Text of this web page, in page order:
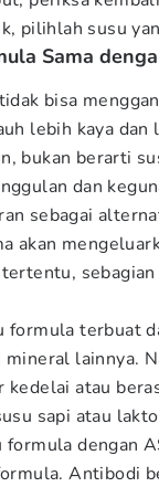
pilihlah susu
Sama
bisa
lebih kaya
bukan berarti
dan
sebagai
akan
formula terbuat
mineral lainnya.
kedelai atau
sapi atau
formula dengan
Antibodi